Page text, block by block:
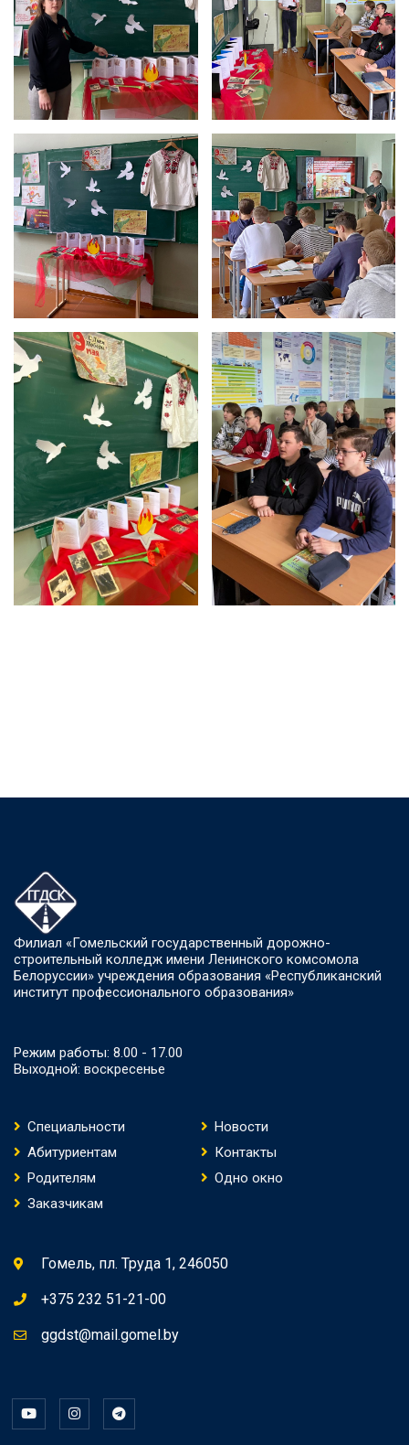
Филиал «Гомельский государственный дорожно-
строительный колледж имени Ленинского комсомола
Белоруссии» учреждения образования «Республиканский
институт профессионального образования»
Режим работы: 8.00 - 17.00
Выходной: воскресенье
Специальности
Новости
Абитуриентам
Контакты
Родителям
Одно окно
Заказчикам
Гомель, пл. Труда 1, 246050
+375 232 51-21-00
ggdst@mail.gomel.by